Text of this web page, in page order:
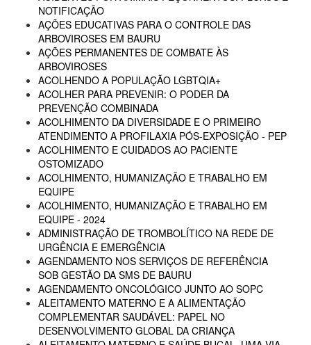
NOTIFICAÇÃO
AÇÕES EDUCATIVAS PARA O CONTROLE DAS
ARBOVIROSES EM BAURU
AÇÕES PERMANENTES DE COMBATE ÀS
ARBOVIROSES
ACOLHENDO A POPULAÇÃO LGBTQIA+
ACOLHER PARA PREVENIR: O PODER DA
PREVENÇÃO COMBINADA
ACOLHIMENTO DA DIVERSIDADE E O PRIMEIRO
ATENDIMENTO A PROFILAXIA PÓS-EXPOSIÇÃO - PEP
ACOLHIMENTO E CUIDADOS AO PACIENTE
OSTOMIZADO
ACOLHIMENTO, HUMANIZAÇÃO E TRABALHO EM
EQUIPE
ACOLHIMENTO, HUMANIZAÇÃO E TRABALHO EM
EQUIPE - 2024
ADMINISTRAÇÃO DE TROMBOLÍTICO NA REDE DE
URGÊNCIA E EMERGÊNCIA
AGENDAMENTO NOS SERVIÇOS DE REFERÊNCIA
SOB GESTÃO DA SMS DE BAURU
AGENDAMENTO ONCOLÓGICO JUNTO AO SOPC
ALEITAMENTO MATERNO E A ALIMENTAÇÃO
COMPLEMENTAR SAUDÁVEL: PAPEL NO
DESENVOLVIMENTO GLOBAL DA CRIANÇA